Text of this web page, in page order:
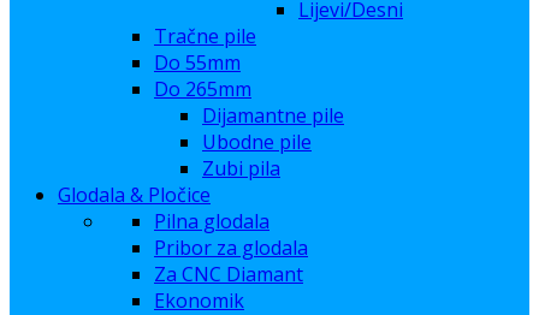
Lijevi/Desni
Tračne pile
Do 55mm
Do 265mm
Dijamantne pile
Ubodne pile
Zubi pila
Glodala & Pločice
Pilna glodala
Pribor za glodala
Za CNC Diamant
Ekonomik